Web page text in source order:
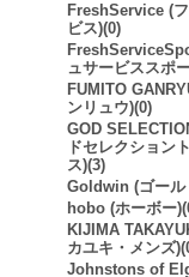
FreshService (
ビス)(0)
ュサービススポ
FUMITO
ンリュウ)(0)
GOD
ドセレクション
ス)(3)
Goldwin (ゴール
hobo (ホーボー
KIJIMA
カユキ・メンズ
Johnstons of